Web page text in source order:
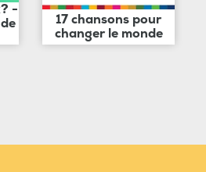
-
17 chansons pour
changer le monde